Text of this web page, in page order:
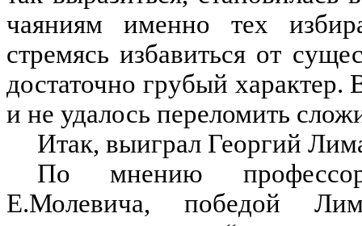
чаяниям именно тех
стремясь избавиться от
достаточно грубый характер.
и не удалось переломить
Итак, выиграл Георгий
По мнению
Е.Молевича, победой